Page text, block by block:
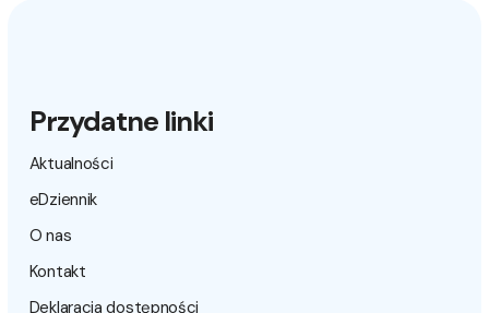
Przydatne linki
Aktualności
eDziennik
O nas
Kontakt
Deklaracja dostępności